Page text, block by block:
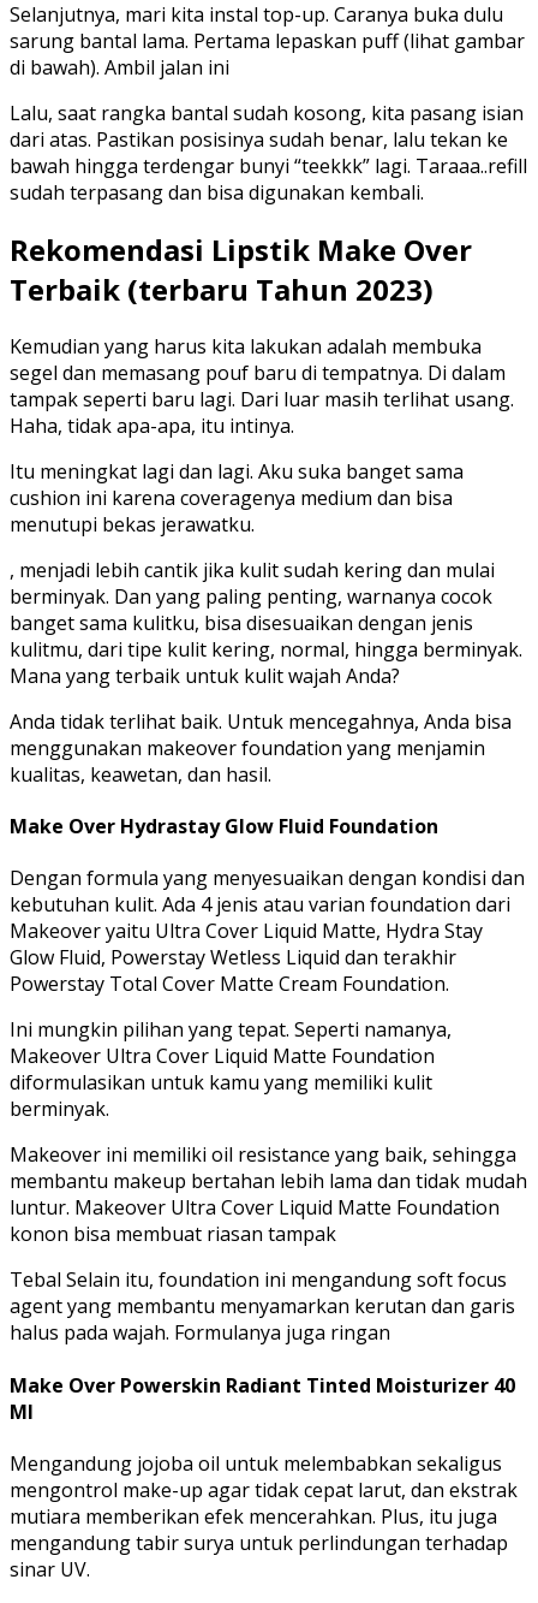
Selanjutnya, mari kita instal top-up. Caranya buka dulu
sarung bantal lama. Pertama lepaskan puff (lihat gambar
di bawah). Ambil jalan ini
Lalu, saat rangka bantal sudah kosong, kita pasang isian
dari atas. Pastikan posisinya sudah benar, lalu tekan ke
bawah hingga terdengar bunyi “teekkk” lagi. Taraaa..refill
sudah terpasang dan bisa digunakan kembali.
Rekomendasi Lipstik Make Over
Terbaik (terbaru Tahun 2023)
Kemudian yang harus kita lakukan adalah membuka
segel dan memasang pouf baru di tempatnya. Di dalam
tampak seperti baru lagi. Dari luar masih terlihat usang.
Haha, tidak apa-apa, itu intinya.
Itu meningkat lagi dan lagi. Aku suka banget sama
cushion ini karena coveragenya medium dan bisa
menutupi bekas jerawatku.
, menjadi lebih cantik jika kulit sudah kering dan mulai
berminyak. Dan yang paling penting, warnanya cocok
banget sama kulitku, bisa disesuaikan dengan jenis
kulitmu, dari tipe kulit kering, normal, hingga berminyak.
Mana yang terbaik untuk kulit wajah Anda?
Anda tidak terlihat baik. Untuk mencegahnya, Anda bisa
menggunakan makeover foundation yang menjamin
kualitas, keawetan, dan hasil.
Make Over Hydrastay Glow Fluid Foundation
Dengan formula yang menyesuaikan dengan kondisi dan
kebutuhan kulit. Ada 4 jenis atau varian foundation dari
Makeover yaitu Ultra Cover Liquid Matte, Hydra Stay
Glow Fluid, Powerstay Wetless Liquid dan terakhir
Powerstay Total Cover Matte Cream Foundation.
Ini mungkin pilihan yang tepat. Seperti namanya,
Makeover Ultra Cover Liquid Matte Foundation
diformulasikan untuk kamu yang memiliki kulit
berminyak.
Makeover ini memiliki oil resistance yang baik, sehingga
membantu makeup bertahan lebih lama dan tidak mudah
luntur. Makeover Ultra Cover Liquid Matte Foundation
konon bisa membuat riasan tampak
Tebal Selain itu, foundation ini mengandung soft focus
agent yang membantu menyamarkan kerutan dan garis
halus pada wajah. Formulanya juga ringan
Make Over Powerskin Radiant Tinted Moisturizer 40
Ml
Mengandung jojoba oil untuk melembabkan sekaligus
mengontrol make-up agar tidak cepat larut, dan ekstrak
mutiara memberikan efek mencerahkan. Plus, itu juga
mengandung tabir surya untuk perlindungan terhadap
sinar UV.